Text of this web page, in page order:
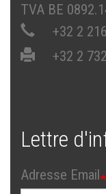
TVA BE
+32 2
+32 2
Lettre
Adresse Email